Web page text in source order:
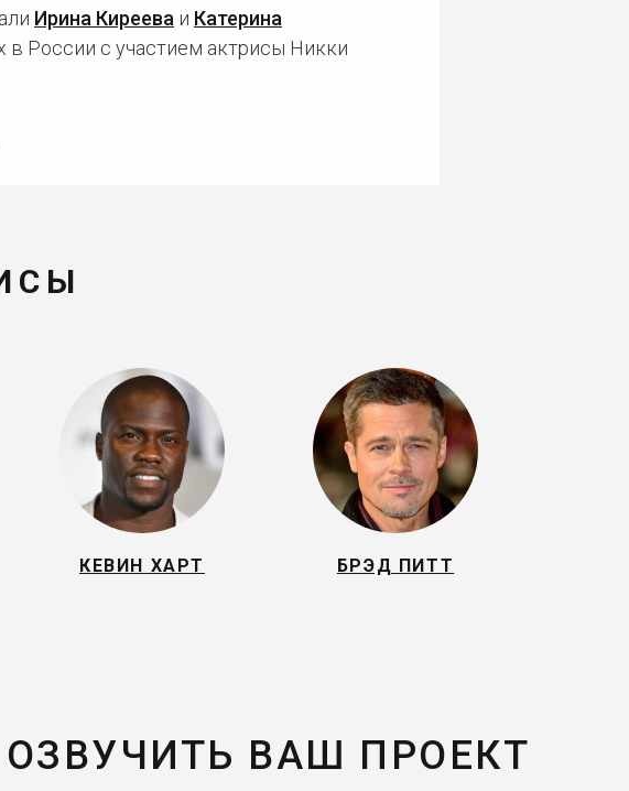
Ирина Киреева и Катерина
России с участием актрисы Никки
КЕВИН ХАРТ БРЭД ПИТТ
ВАШ ПРОЕКТ